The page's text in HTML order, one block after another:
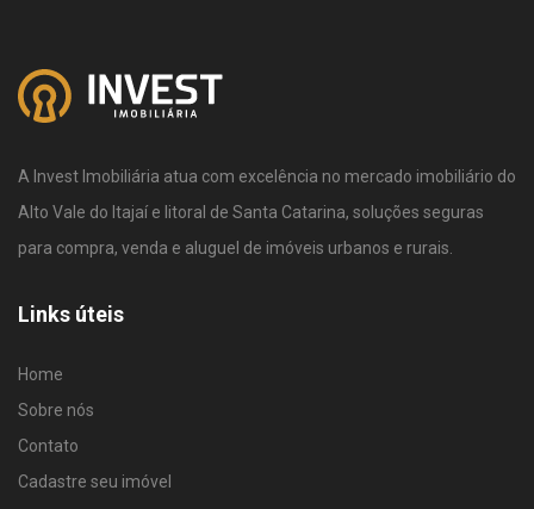
A Invest Imobiliária atua com excelência no mercado imobiliário do
Alto Vale do Itajaí e litoral de Santa Catarina, soluções seguras
para compra, venda e aluguel de imóveis urbanos e rurais.
Links úteis
Home
Sobre nós
Contato
Cadastre seu imóvel